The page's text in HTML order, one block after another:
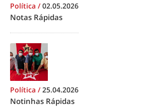
Política /02.05.2026
Notas Rápidas
Política /25.04.2026
Notinhas Rápidas